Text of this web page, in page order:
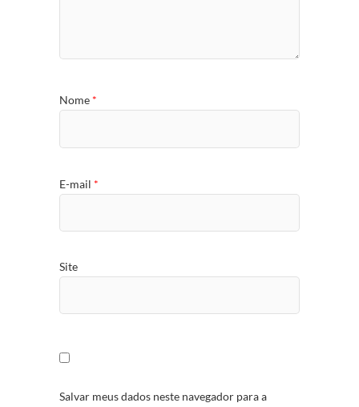
Nome *
E-mail *
Site
Salvar meus dados neste navegador para a